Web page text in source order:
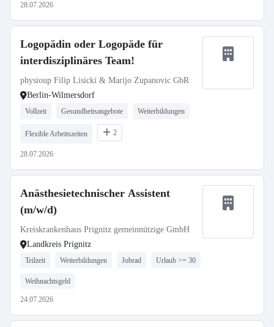
28.07.2026
Logopädin oder Logopäde für
interdisziplinäres Team!
physioup Filip Lisicki & Marijo Zupanovic GbR
Berlin-Wilmersdorf
Vollzeit Gesundheitsangebote Weiterbildungen
Flexible Arbeitszeiten 2
28.07.2026
Anästhesietechnischer Assistent
(m/w/d)
Kreiskrankenhaus Prignitz gemeinnützige GmbH
Landkreis Prignitz
Teilzeit Weiterbildungen Jobrad Urlaub >= 30
Weihnachtsgeld
24.07.2026